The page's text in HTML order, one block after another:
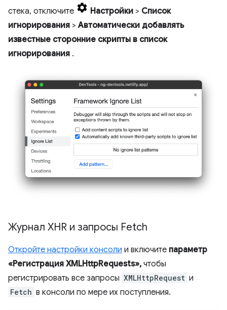
стека, отключите
Настройки > Список
игнорирования >Автоматически добавлять
известные сторонние скрипты в список
игнорирования .
Журнал XHR и запросы Fetch
Откройте настройки консоли и включите параметр
«Регистрация XMLHttpRequests», чтобы
регистрировать все запросы XMLHttpRequest и
Fetch в консоли по мере их поступления.